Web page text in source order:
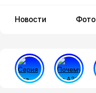
Новости Фото